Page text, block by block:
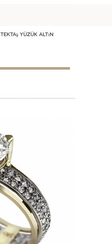
Tektaş Yüzük Altın